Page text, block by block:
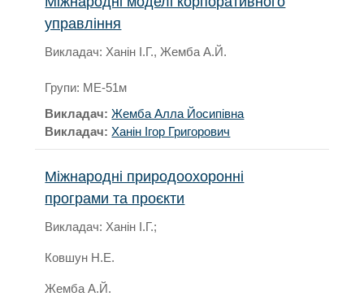
управління
Викладач: Ханін І.Г., Жемба А.Й.
Групи: МЕ-51м
Викладач:Жемба Алла Йосипівна
Викладач:Ханін Ігор Григорович
Міжнародні природоохоронні
програми та проєкти
Викладач: Ханін І.Г.;
Ковшун Н.Е.
Жемба А.Й.